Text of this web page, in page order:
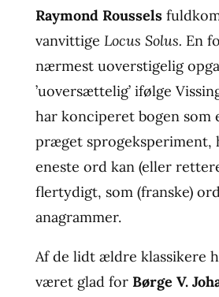
Raymond Roussels
vanvittige Locus Solus. En
nærmest uoverstigelig
’uoversættelig’ ifølge
har konciperet bogen som
præget sprogeksperiment,
eneste ord kan (eller
flertydigt, som (franske)
anagrammer.
Af de lidt ældre klassikere
været glad for Børge V.